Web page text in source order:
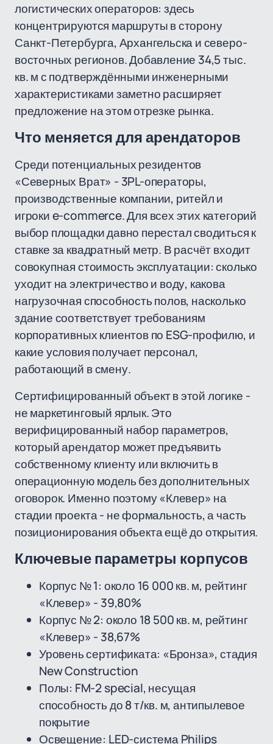
логистических операторов: здесь
концентрируются маршруты в сторону
Санкт-Петербурга, Архангельска и северо-
восточных регионов. Добавление 34,5 тыс.
кв. м с подтверждёнными инженерными
характеристиками заметно расширяет
предложение на этом отрезке рынка.
Что меняется для арендаторов
Среди потенциальных резидентов
«Северных Врат» - 3PL-операторы,
производственные компании, ритейл и
игроки e-commerce. Для всех этих категорий
выбор площадки давно перестал сводиться к
ставке за квадратный метр. В расчёт входит
совокупная стоимость эксплуатации: сколько
уходит на электричество и воду, какова
нагрузочная способность полов, насколько
здание соответствует требованиям
корпоративных клиентов по ESG-профилю, и
какие условия получает персонал,
работающий в смену.
Сертифицированный объект в этой логике -
не маркетинговый ярлык. Это
верифицированный набор параметров,
который арендатор может предъявить
собственному клиенту или включить в
операционную модель без дополнительных
оговорок. Именно поэтому «Клевер» на
стадии проекта - не формальность, а часть
позиционирования объекта ещё до открытия.
Ключевые параметры корпусов
Корпус № 1: около 16 000 кв. м, рейтинг
«Клевер» - 39,80%
Корпус № 2: около 18 500 кв. м, рейтинг
«Клевер» - 38,67%
Уровень сертификата: «Бронза», стадия
New Construction
Полы: FM-2 special, несущая
способность до 8 т/кв. м, антипылевое
покрытие
Освещение: LED-система Philips